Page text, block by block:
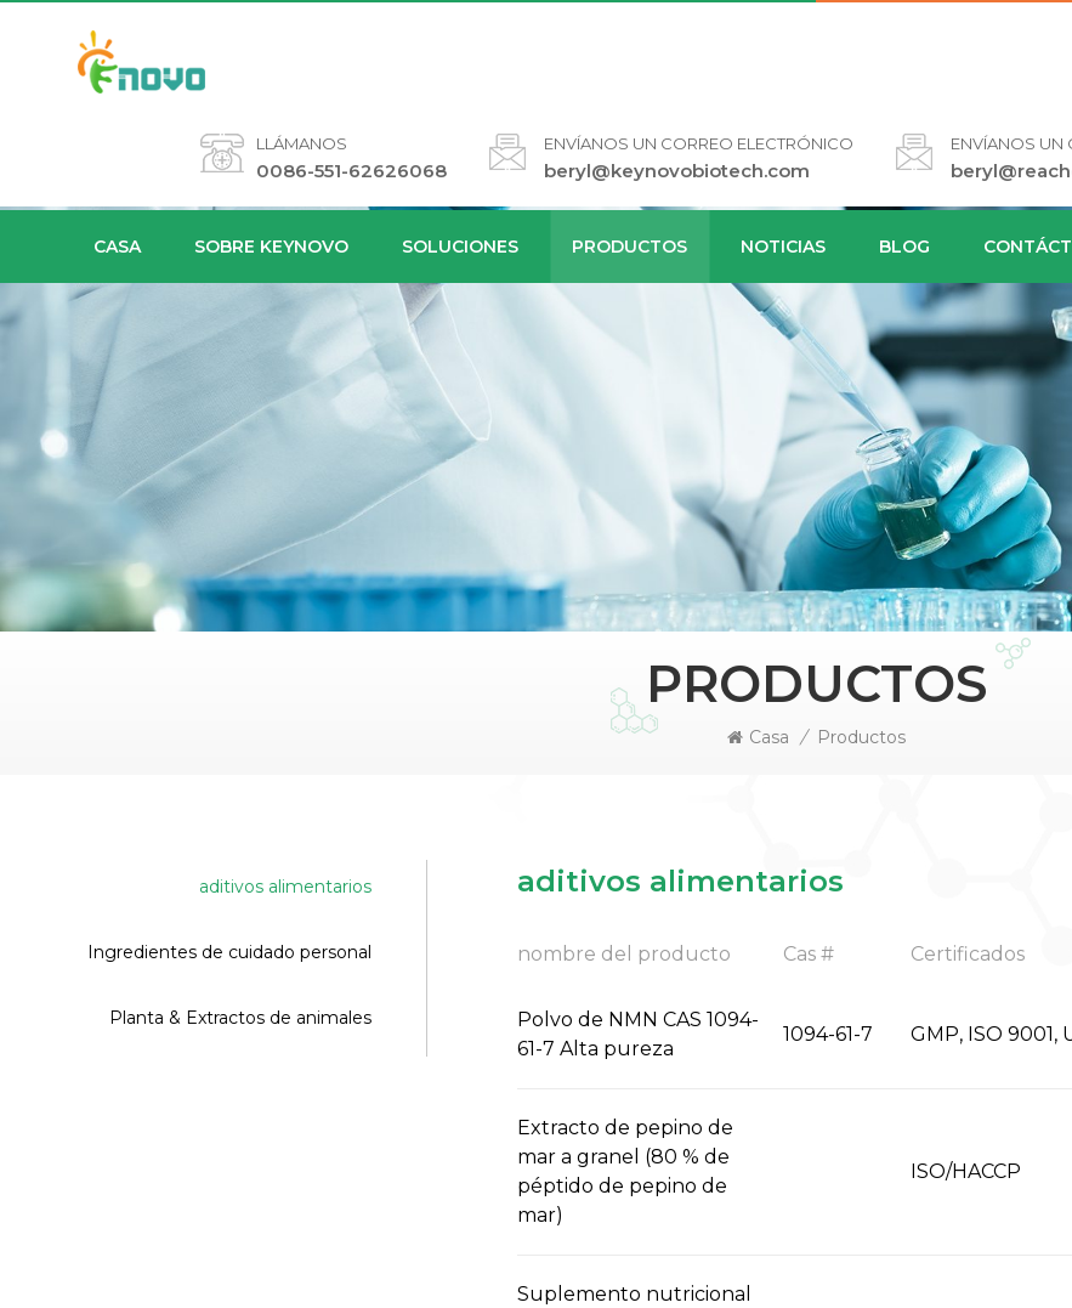
LLÁMANOS
0086-551-62626068
ENVÍANOS UN CORREO ELECTRÓNICO
beryl@keynovobiotech.com
ENVÍANOS UN
CASA SOBRE KEYNOVO SOLUCIONES PRODUCTOS NOTICIAS BLOG
PRODUCTOS
Casa / Productos
aditivos alimentarios
Ingredientes de cuidado personal
Planta & Extractos de animales
aditivos alimentarios
nombre del producto Cas # Certificados
Polvo de NMN CAS 1094-
61-7 Alta pureza
1094-61-7 GMP, ISO 9001,
Extracto de pepino de
mar a granel (80 % de
péptido de pepino de
mar)
ISO/HACCP
Suplemento nutricional